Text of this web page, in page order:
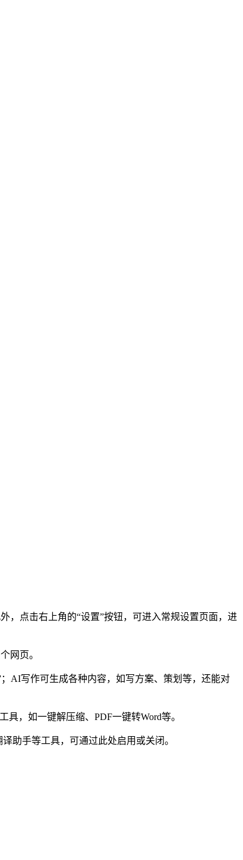
点击右上角的“设置”按钮，可进入常规设置页面，进
网页。
AI写作可生成各种内容，如写方案、策划等，还能对
，如一键解压缩、PDF一键转Word等。
助手等工具，可通过此处启用或关闭。